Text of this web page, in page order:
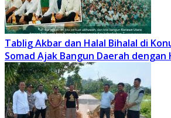
Tablig Akbar dan Halal Bihalal di
Somad Ajak Bangun Daerah dengan